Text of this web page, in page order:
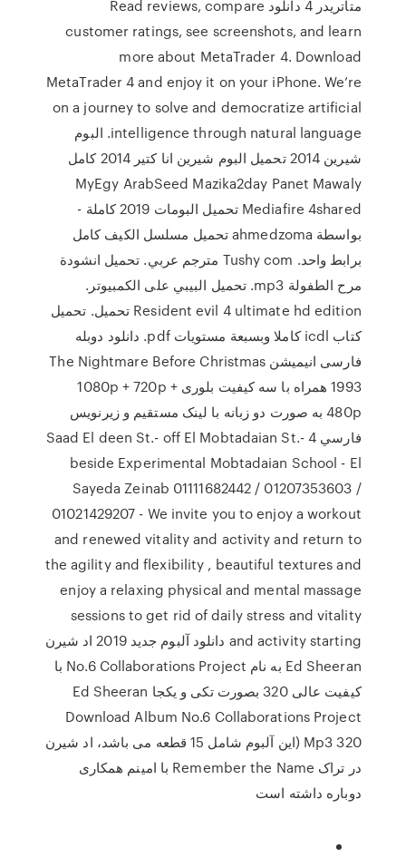
متاتریدر 4 دانلود Read reviews, compare
customer ratings, see screenshots, and learn
more about MetaTrader 4. Download
MetaTrader 4 and enjoy it on your iPhone. We’re
on a journey to solve and democratize artificial
intelligence through natural language. البوم
شيرين 2014 تحميل البوم شيرين انا كتير 2014 كامل
MyEgy ArabSeed Mazika2day Panet Mawaly
Mediafire 4shared تحميل البومات 2019 كاملة -
بواسطة ahmedzoma تحميل مسلسل الكيف كامل
برابط واحد. Tushy com مترجم عربي. تحميل انشودة
مرح الطفولة mp3. تحميل البيبي على الكمبيوتر.
Resident evil 4 ultimate hd edition تحميل. تحميل
كتاب icdl كاملا وبسبعة مستويات pdf. دانلود دوبله
فارسی انیمیشن The Nightmare Before Christmas
1993 همراه با سه کيفيت بلوری 1080p + 720p +
480p به صورت دو زبانه با لينک مستقيم و زيرنويس
فارسي 4 Saad El deen St.- off El Mobtadaian St.-
beside Experimental Mobtadaian School - El
Sayeda Zeinab 01111682442 / 01207353603 /
01021429207 - We invite you to enjoy a workout
and renewed vitality and activity and return to
the agility and flexibility , beautiful textures and
enjoy a relaxing physical and mental massage
sessions to get rid of daily stress and vitality
and activity starting دانلود آلبوم جدید 2019 اد شیرن
Ed Sheeran به نام No.6 Collaborations Project با
کیفیت عالی 320 بصورت تکی و یکجا Ed Sheeran
Download Album No.6 Collaborations Project
Mp3 320 (این آلبوم شامل 15 قطعه می باشد، اد شیرن
در تراک Remember the Name با امینم همکاری
دوباره داشته است